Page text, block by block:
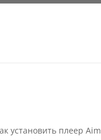
плеер